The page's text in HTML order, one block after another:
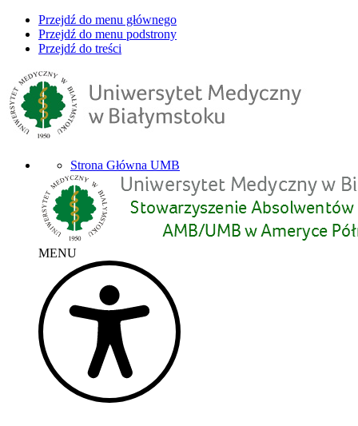
Przejdź do menu głównego
Przejdź do menu podstrony
Przejdź do treści
Strona Główna UMB
MENU